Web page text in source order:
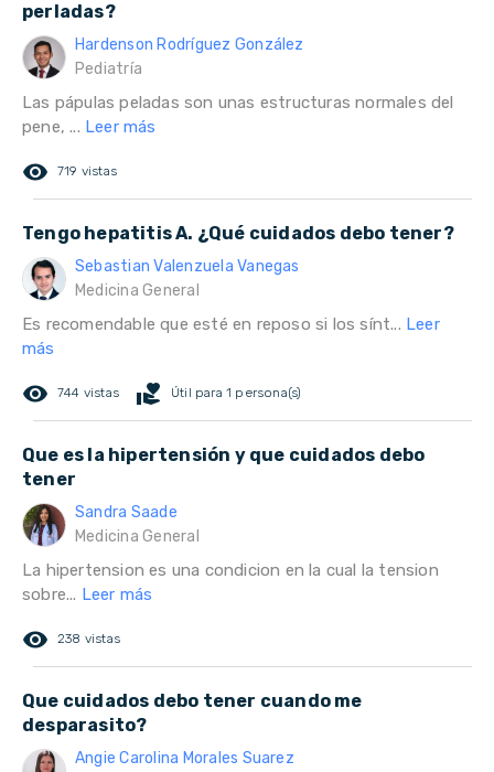
perladas?
Hardenson Rodríguez González
Pediatría
Las pápulas peladas son unas estructuras normales del
pene, ... Leer más
remove_red_eye 719 vistas
Tengo hepatitis A. ¿Qué cuidados debo tener?
Sebastian Valenzuela Vanegas
Medicina General
Es recomendable que esté en reposo si los sínt... Leer
más
remove_red_eye 744 vistas volunteer_activism Útil para 1 persona(s)
Que es la hipertensión y que cuidados debo
tener
Sandra Saade
Medicina General
La hipertension es una condicion en la cual la tension
sobre... Leer más
remove_red_eye 238 vistas
Que cuidados debo tener cuando me
desparasito?
Angie Carolina Morales Suarez